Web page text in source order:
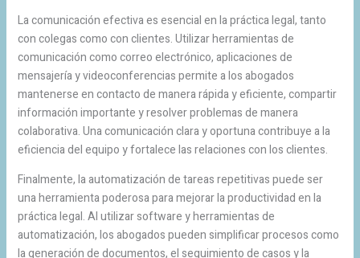
La comunicación efectiva es esencial en la práctica legal, tanto
con colegas como con clientes. Utilizar herramientas de
comunicación como correo electrónico, aplicaciones de
mensajería y videoconferencias permite a los abogados
mantenerse en contacto de manera rápida y eficiente, compartir
información importante y resolver problemas de manera
colaborativa. Una comunicación clara y oportuna contribuye a la
eficiencia del equipo y fortalece las relaciones con los clientes.
Finalmente, la automatización de tareas repetitivas puede ser
una herramienta poderosa para mejorar la productividad en la
práctica legal. Al utilizar software y herramientas de
automatización, los abogados pueden simplificar procesos como
la generación de documentos, el seguimiento de casos y la